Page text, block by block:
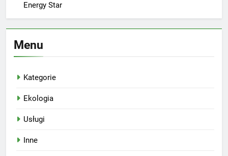
Energy Star
Menu
Kategorie
Ekologia
Usługi
Inne